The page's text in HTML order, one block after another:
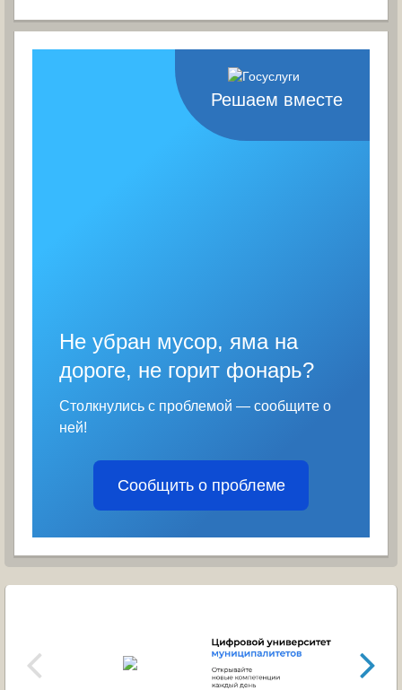
Решаем вместе
Не убран мусор, яма на
дороге, не горит фонарь?
Столкнулись с проблемой — сообщите о
ней!
Сообщить о проблеме